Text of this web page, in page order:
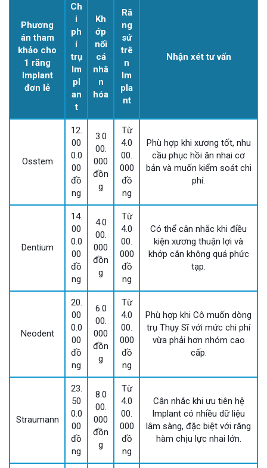
Phương
án tham
khảo cho
1 răng
Implant
đơn lẻ
Ch
i
ph
í
trụ
Im
pl
an
t
Kh
ớp
nối
cá
nhâ
n
hóa
Ră
ng
sứ
trê
n
Im
pla
nt
Nhận xét tư vấn
Osstem
12.
00
0.0
00
đồ
ng
3.0
00.
000
đồn
g
Từ
4.0
00.
000
đồ
ng
Phù hợp khi xương tốt, nhu
cầu phục hồi ăn nhai cơ
bản và muốn kiểm soát chi
phí.
Dentium
14.
00
0.0
00
đồ
ng
4.0
00.
000
đồn
g
Từ
4.0
00.
000
đồ
ng
Có thể cân nhắc khi điều
kiện xương thuận lợi và
khớp cắn không quá phức
tạp.
Neodent
20.
00
0.0
00
đồ
ng
6.0
00.
000
đồn
g
Từ
4.0
00.
000
đồ
ng
Phù hợp khi Cô muốn dòng
trụ Thụy Sĩ với mức chi phí
vừa phải hơn nhóm cao
cấp.
Straumann
23.
50
0.0
00
đồ
ng
8.0
00.
000
đồn
g
Từ
4.0
00.
000
đồ
ng
Cân nhắc khi ưu tiên hệ
Implant có nhiều dữ liệu
lâm sàng, đặc biệt với răng
hàm chịu lực nhai lớn.